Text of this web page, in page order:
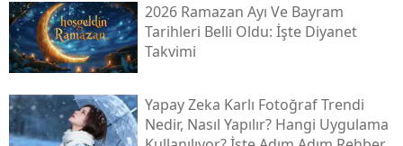
2026 Ramazan Ayı Ve Bayram
Tarihleri Belli Oldu: İşte Diyanet
Takvimi
Yapay Zeka Karlı Fotoğraf Trendi
Nedir, Nasıl Yapılır? Hangi Uygulama